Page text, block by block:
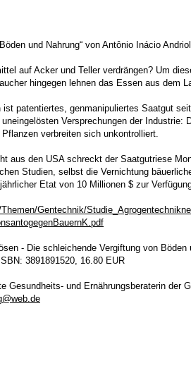
und Nahrung“ von Antônio Inácio
auf Acker und Teller verdrängen? Um
hingegen lehnen das Essen aus dem
ist patentiertes, genmanipuliertes Saatgut
Versprechungen der
verbreiten sich unkontrolliert.
aus den USA schreckt der Saatgutriese
Studien, selbst die Vernichtung
Etat von 10 Millionen $ zur
Gentechnik/
- Die schleichende Vergiftung von
3891891520, 16.80 EUR
Gesundheits- und Ernährungsberaterin